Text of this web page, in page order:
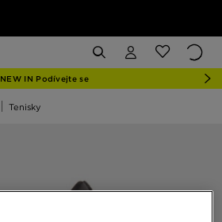
NEW IN Podívejte se
Tenisky